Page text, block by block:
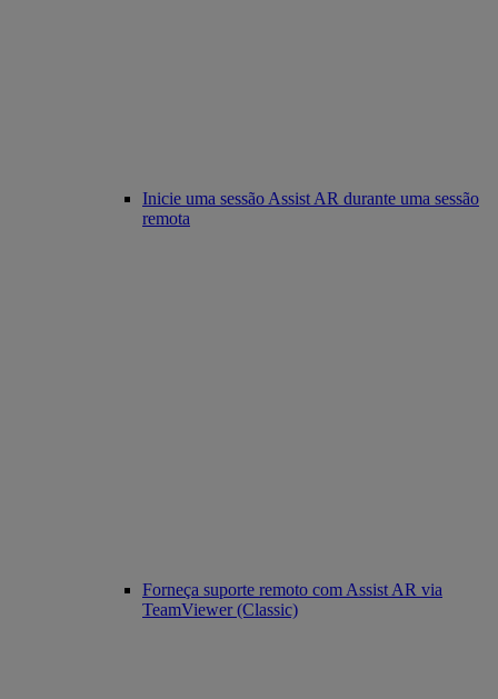
Inicie uma sessão Assist AR durante uma sessão
remota
Forneça suporte remoto com Assist AR via
TeamViewer (Classic)